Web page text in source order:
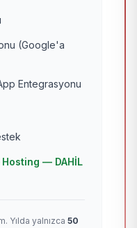
(Google'a
Entegrasyonu
Hosting — DAHİL
Yılda yalnızca 50